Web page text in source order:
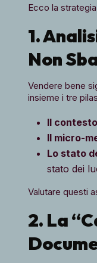
Ecco la
1.
Non
Vendere bene
insieme i tre
Il
Il micro-
Lo stato
stato dei
Valutare questi
2. La